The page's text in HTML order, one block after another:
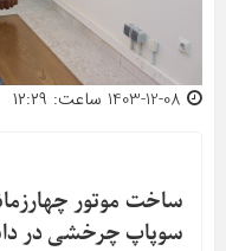
ساخت موتور
سوپاپ چرخشی در